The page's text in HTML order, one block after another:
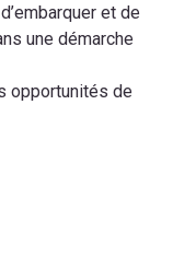
et de
une démarche
opportunités de